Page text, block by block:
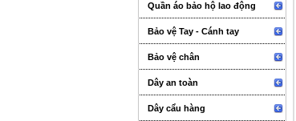
Quần áo bảo hộ lao động
Bảo vệ Tay - Cánh tay
Bảo vệ chân
Dây an toàn
Dây cẩu hàng